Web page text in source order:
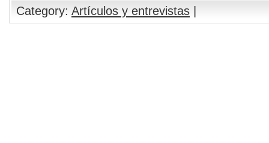
Category: Artículos y entrevistas